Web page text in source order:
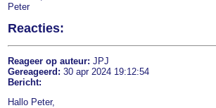
Peter
Reacties:
Reageer op auteur: JPJ
Gereageerd: 30 apr 2024 19:12:54
Bericht:
Hallo Peter,